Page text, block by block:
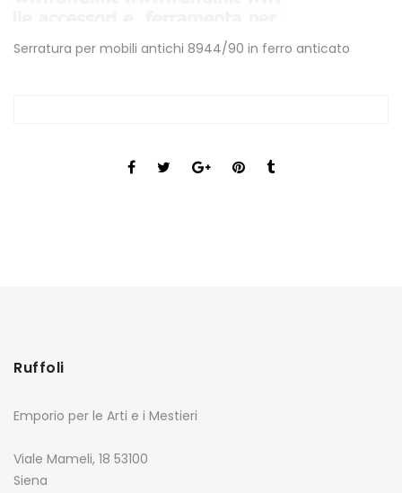
Serratura per mobili antichi 8944/90 in ferro anticato
Ruffoli
Emporio per le Arti e i Mestieri
Viale Mameli, 18 53100
Siena